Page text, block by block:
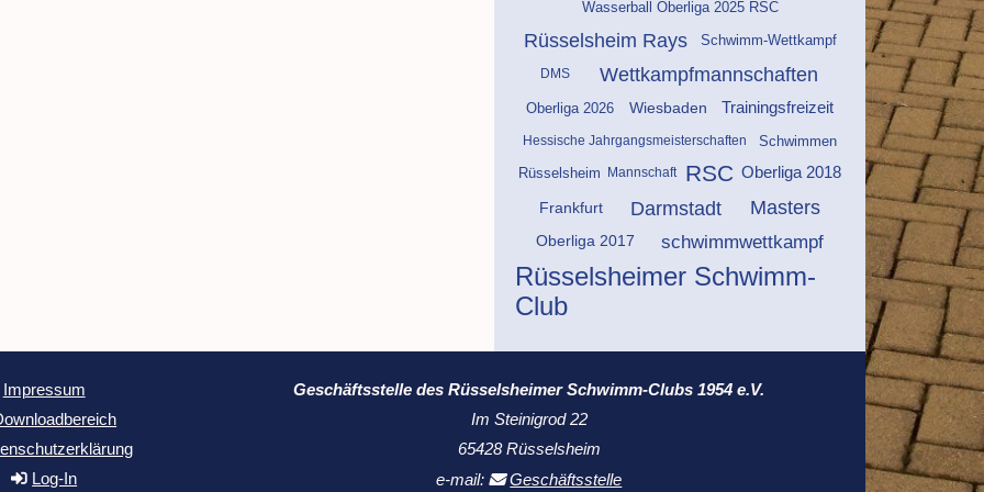
Wasserball Oberliga 2025 RSC
Rüsselsheim Rays Schwimm-Wettkampf
DMS Wettkampfmannschaften
Oberliga 2026 Wiesbaden Trainingsfreizeit
Hessische Jahrgangsmeisterschaften
Schwimmen
Rüsselsheim
Mannschaft RSC Oberliga 2018
Frankfurt
Darmstadt Masters
Oberliga 2017 schwimmwettkampf
Rüsselsheimer Schwimm-
Club
Impressum
Log-In
Geschäftsstelle des Rüsselsheimer Schwimm-Clubs 1954 e.V.
Im Steinigrod 22
65428 Rüsselsheim
e-mail:
Geschäftsstelle